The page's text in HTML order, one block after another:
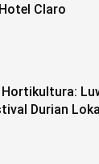
Claro
Hortikultura:
Durian